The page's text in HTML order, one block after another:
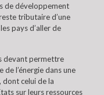
de développement
tributaire d’une
pays d’aller de
devant permettre
l’énergie dans une
celui de la
sur leurs ressources